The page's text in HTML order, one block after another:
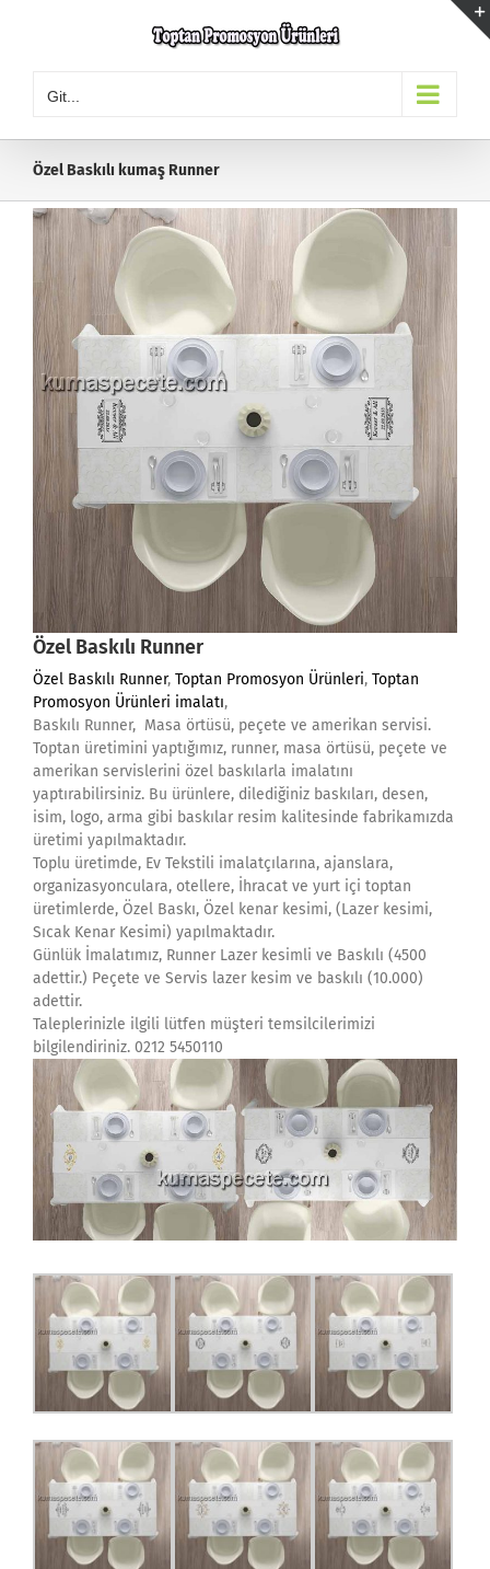
Git...
Özel Baskılı kumaş Runner
Özel Baskılı Runner
Özel Baskılı Runner, Toptan Promosyon Ürünleri, Toptan
Promosyon Ürünleri imalatı,
Baskılı Runner, Masa örtüsü, peçete ve amerikan servisi.
Toptan üretimini yaptığımız, runner, masa örtüsü, peçete ve
amerikan servislerini özel baskılarla imalatını
yaptırabilirsiniz. Bu ürünlere, dilediğiniz baskıları, desen,
isim, logo, arma gibi baskılar resim kalitesinde fabrikamızda
üretimi yapılmaktadır.
Toplu üretimde, Ev Tekstili imalatçılarına, ajanslara,
organizasyonculara, otellere, İhracat ve yurt içi toptan
üretimlerde, Özel Baskı, Özel kenar kesimi, (Lazer kesimi,
Sıcak Kenar Kesimi) yapılmaktadır.
Günlük İmalatımız, Runner Lazer kesimli ve Baskılı (4500
adettir.) Peçete ve Servis lazer kesim ve baskılı (10.000)
adettir.
Taleplerinizle ilgili lütfen müşteri temsilcilerimizi
bilgilendiriniz. 0212 5450110